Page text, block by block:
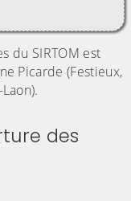
du SIRTOM est
Picarde (Festieux,
des